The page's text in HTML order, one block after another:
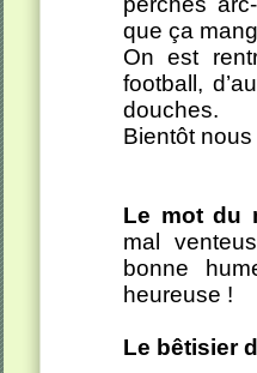
que ça
On est
football,
douches.
Bientôt
Le mot du
mal
bonne
heureuse !
Le bêtisier